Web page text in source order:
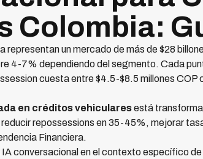
Colombia:
representan un mercado de más de $28
4-7% dependiendo del segmento. Cada
cuesta entre $4.5-$8.5 millones
en créditos vehicularesestá
repossessions en 35-45%, mejorar
Financiera.
conversacional en el contexto específico